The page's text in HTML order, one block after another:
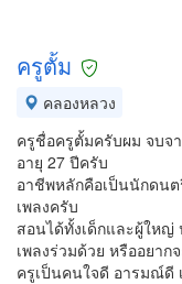
ครูตั้ม
คลองหลวง
ครูชื่อครูตั้มครับผม จบจ
อายุ 27 ปีครับ
อาชีพหลักคือเป็นนักดน
เพลงครับ
สอนได้ทั้งเด็กและผู้ให
เพลงร่วมด้วย หรืออยาก
ครูเป็นคนใจดี อารมณ์ดี